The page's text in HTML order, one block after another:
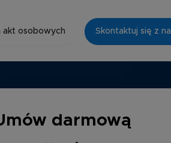
akt osobowych Skontaktuj się z
darmową